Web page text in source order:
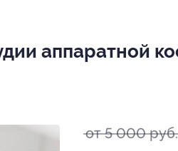
аппаратной
от 5 000